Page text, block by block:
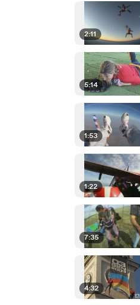
2:11
5:14
1:53
1:22
7:35
4:32